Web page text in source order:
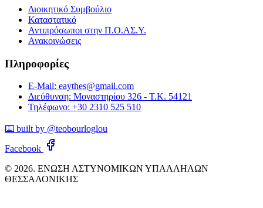
Διοικητικό Συμβούλιο
Καταστατικό
Αντιπρόσωποι στην Π.Ο.ΑΣ.Υ.
Ανακοινώσεις
Πληροφορίες
E-Mail: eaythes@gmail.com
Διεύθυνση: Μοναστηρίου 326 - Τ.Κ. 54121
Τηλέφωνο: +30 2310 525 510
⌨️ built by @teobourloglou
Facebook
© 2026. ΕΝΩΣΗ ΑΣΤΥΝΟΜΙΚΩΝ ΥΠΑΛΛΗΛΩΝ
ΘΕΣΣΑΛΟΝΙΚΗΣ